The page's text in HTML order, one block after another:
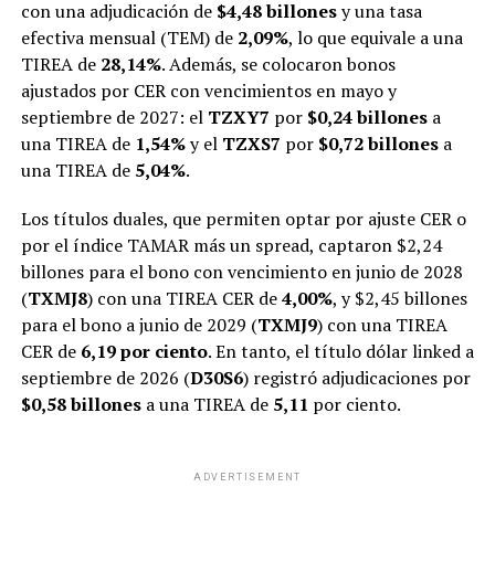
con una adjudicación de $4,48 billonesy una tasa
efectiva mensual (TEM) de 2,09%, lo que equivale a una
TIREA de 28,14%. Además, se colocaron bonos
ajustados por CER con vencimientos en mayo y
septiembre de 2027: el TZXY7 por $0,24 billonesa
una TIREA de 1,54%y el TZXS7 por $0,72 billonesa
una TIREA de 5,04%.
Los títulos duales, que permiten optar por ajuste CER o
por el índice TAMAR más un spread, captaron $2,24
billones para el bono con vencimiento en junio de 2028
(TXMJ8) con una TIREA CER de4,00%, y $2,45 billones
para el bono a junio de 2029 (TXMJ9) con una TIREA
CER de 6,19 por ciento. En tanto, el título dólar linked a
septiembre de 2026 (D30S6) registró adjudicaciones por
$0,58 billonesa una TIREA de 5,11 por ciento.
ADVERTISEMENT